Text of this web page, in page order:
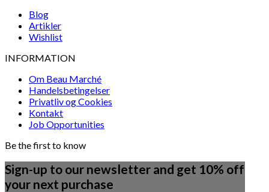
Blog
Artikler
Wishlist
INFORMATION
Om Beau Marché
Handelsbetingelser
Privatliv og Cookies
Kontakt
Job Opportunities
Be the first to know
Sign-up to our newsletter and get 10% off
your next purchase